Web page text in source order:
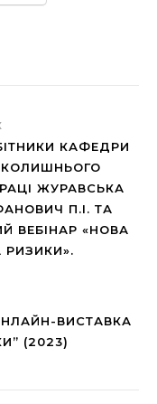
КАФЕДРИ
ЖУРАВСЬКА
П.І. ТА
ВЕБІНАР «НОВА
РИЗИКИ».
ВИСТАВКА
(2023)